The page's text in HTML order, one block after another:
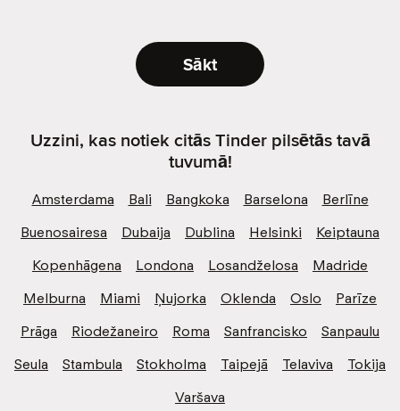
Sākt
Uzzini, kas notiek citās Tinder pilsētās tavā
tuvumā!
Amsterdama Bali Bangkoka Barselona
Berlīne
Buenosairesa
Dubaija Dublina Helsinki
Keiptauna
Kopenhāgena
Londona Losandželosa
Madride
Melburna
Miami Ņujorka Oklenda Oslo
Parīze
Prāga
Riodežaneiro Roma Sanfrancisko
Sanpaulu
Seula
Stambula Stokholma Taipejā Telaviva
Tokija
Varšava